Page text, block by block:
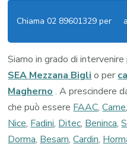
Chiama 02 89601329 per
Siamo in grado di intervenire
SEA Mezzana Bigli o per
Magherno . A prescindere
che può essere FAAC,Came
Nice, Fadini, Ditec, Beninca,
Dorma, Besam,Cardin,